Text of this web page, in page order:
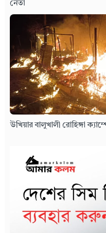
নেতা
উখিয়ার বালুখালী রোহিঙ্গা